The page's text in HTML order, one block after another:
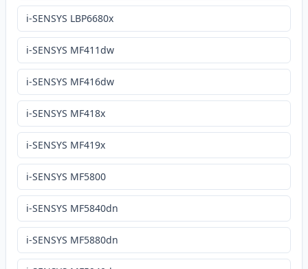
i-SENSYS LBP6680x
i-SENSYS MF411dw
i-SENSYS MF416dw
i-SENSYS MF418x
i-SENSYS MF419x
i-SENSYS MF5800
i-SENSYS MF5840dn
i-SENSYS MF5880dn